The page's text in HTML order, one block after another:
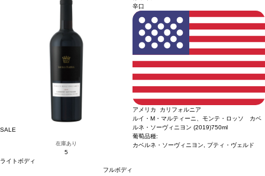
SALE
在庫あり
5
ライトボディ
フルボディ
辛口
アメリカ カリフォルニア
ルイ・M・マルティーニ、モンテ・ロッソ カベ
ルネ・ソーヴィニヨン (2019)750ml
葡萄品種:
カベルネ・ソーヴィニヨン, プティ・ヴェルド